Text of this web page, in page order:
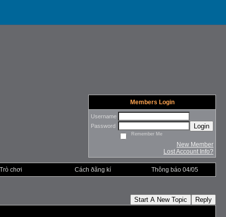
Members Login
Username
Password
Login
Remember Me
New Member
Lost Account Info?
Trò chơi Cách ðãng kí Thông báo 04/05
Start A New Topic Reply